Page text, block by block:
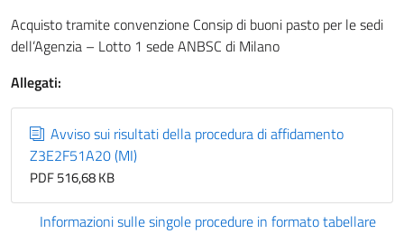
Acquisto tramite convenzione Consip di buoni pasto per le sedi
dell’Agenzia – Lotto 1 sede ANBSC di Milano
Allegati:
Avviso sui risultati della procedura di affidamento
Z3E2F51A20 (MI)
PDF 516,68 KB
Informazioni sulle singole procedure in formato tabellare